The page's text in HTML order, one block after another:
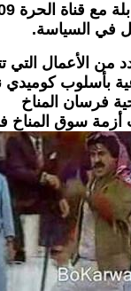
أنه لا ينوي الدخول أو
في السياسة.
الأعمال التي
بأسلوب كوميدي
فرسان المناخ
أزمة سوق المناخ